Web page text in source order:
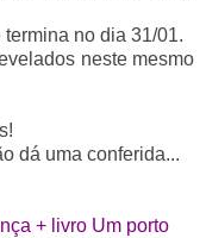
no dia 31/01.
neste mesmo
dá uma conferida...
+ livro Um porto